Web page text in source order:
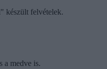
készült felvételek.
a medve is.